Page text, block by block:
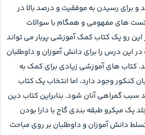
برای رسیدن به موفقیت و درصد بالا در
های مفهومی و همگام با سوالات
رو یک کتاب کمک آموزشی پربار می تواند
این درس را برای دانش آموزان و داوطلبان
کتاب های آموزشی زیادی برای کمک به
کنکور وجود دارد، اما انتخاب یک کتاب
سبب گمراهی آنان شود. بنابراین کتاب دین
یک میکرو طبقه بندی گاج با دارا بودن
دانش آموزان و داوطلبان بر روی مباحث